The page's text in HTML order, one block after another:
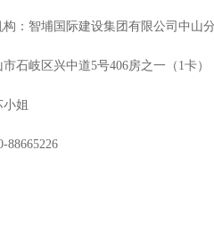
： 智埔国际建设集团有限公司中山
石岐区兴中道5号406房之一（1卡）
姐
88665226